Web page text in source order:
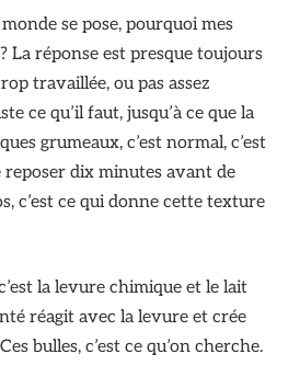
se pose, pourquoi mes
La réponse est presque toujours
travaillée, ou pas assez
ce qu’il faut, jusqu’à ce que la
grumeaux, c’est normal, c’est
reposer dix minutes avant de
c’est ce qui donne cette texture
la levure chimique et le lait
réagit avec la levure et crée
bulles, c’est ce qu’on cherche.